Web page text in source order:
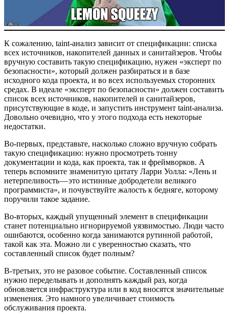
К сожалению, taint-анализ зависит от спецификации: списка
всех источников, накопителей данных и санитайзеров. Чтобы
вручную составить такую спецификацию, нужен ​​«эксперт по
безопасности», который должен разбираться и в базе
исходного кода проекта, и во всех используемых сторонних
средах. В идеале «эксперт по безопасности» должен составить
список всех источников, накопителей и санитайзеров,
присутствующие в коде, и запустить инструмент taint-анализа.
Довольно очевидно, что у этого подхода есть некоторые
недостатки.
Во-первых, представьте, насколько сложно вручную собрать
такую спецификацию: нужно просмотреть тонну
документации и кода, как проекта, так и фреймворков. А
теперь вспомните знаменитую цитату Ларри Уолла: «Лень и
нетерпеливость — это истинные добродетели великого
программиста», и почувствуйте жалость к бедняге, которому
поручили такое задание.
Во-вторых, каждый упущенный элемент в спецификации
станет потенциально игнорируемой уязвимостью. Люди часто
ошибаются, особенно когда занимаются рутинной работой,
такой как эта. Можно ли с уверенностью сказать, что
составленный список будет полным?
В-третьих, это не разовое событие. Составленный список
нужно переделывать и дополнять каждый раз, когда
обновляется инфраструктура или в код вносятся значительные
изменения. Это намного увеличивает стоимость
обслуживания проекта.